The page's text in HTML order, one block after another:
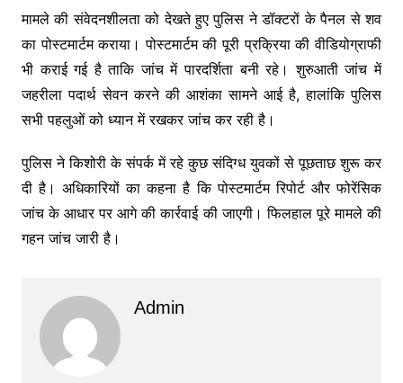
मामले की संवेदनशीलता को देखते हुए पुलिस ने डॉक्टरों के पैनल से शव
का पोस्टमार्टम कराया। पोस्टमार्टम की पूरी प्रक्रिया की वीडियोग्राफी
भी कराई गई है ताकि जांच में पारदर्शिता बनी रहे। शुरुआती जांच में
जहरीला पदार्थ सेवन करने की आशंका सामने आई है, हालांकि पुलिस
सभी पहलुओं को ध्यान में रखकर जांच कर रही है।
पुलिस ने किशोरी के संपर्क में रहे कुछ संदिग्ध युवकों से पूछताछ शुरू कर
दी है। अधिकारियों का कहना है कि पोस्टमार्टम रिपोर्ट और फोरेंसिक
जांच के आधार पर आगे की कार्रवाई की जाएगी। फिलहाल पूरे मामले की
गहन जांच जारी है।
Admin